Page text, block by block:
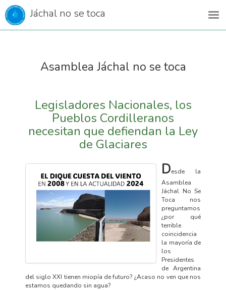
Jáchal no se toca
Asamblea Jáchal no se toca
Legisladores Nacionales, los
Pueblos Cordilleranos
necesitan que defiendan la Ley
de Glaciares
Desde la
Asamblea
Jáchal No Se
Toca nos
preguntamos
¿por qué
terrible
coincidencia
la mayoría de
los
Presidentes
de Argentina
del siglo XXI tienen miopía de futuro? ¿Acaso no ven que nos
estamos quedando sin agua?